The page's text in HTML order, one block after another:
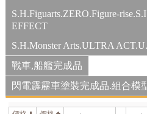
S.H.Figuarts.ZERO.Figure-
EFFECT
S.H.Monster Arts.ULTRA
戰車,船艦完成品
閃電霹靂車塗裝完成品.組合模